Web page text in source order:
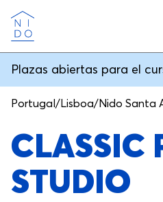
Nido
Plazas abiertas para el
Portugal/Lisboa/Nido Santa
CLASSIC
STUDIO